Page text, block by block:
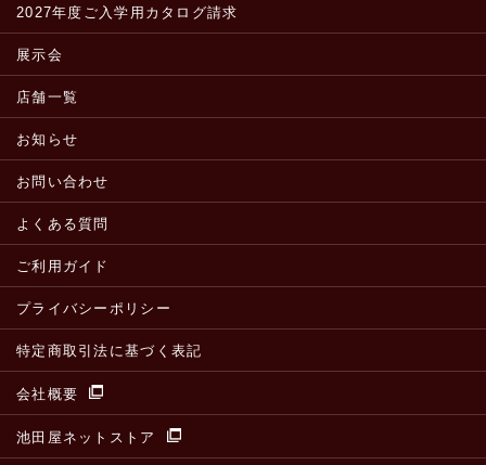
2027年度ご入学用カタログ請求
展示会
店舗一覧
お知らせ
お問い合わせ
よくある質問
ご利用ガイド
プライバシーポリシー
特定商取引法に基づく表記
会社概要
池田屋ネットストア